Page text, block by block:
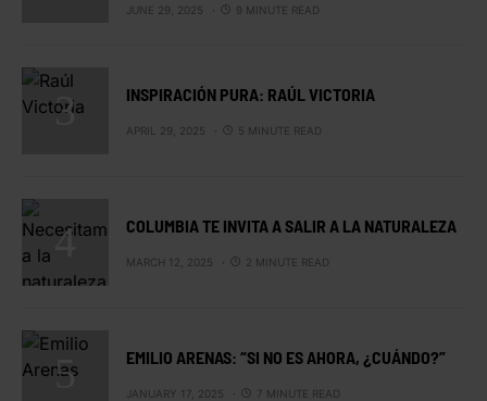
JUNE 29, 2025 9 MINUTE READ
INSPIRACIÓN PURA: RAÚL VICTORIA
APRIL 29, 2025 5 MINUTE READ
COLUMBIA TE INVITA A SALIR A LA NATURALEZA
MARCH 12, 2025 2 MINUTE READ
EMILIO ARENAS: “SI NO ES AHORA, ¿CUÁNDO?”
JANUARY 17, 2025 7 MINUTE READ